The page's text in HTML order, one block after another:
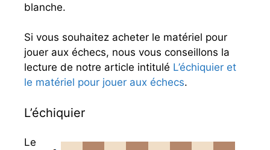
blanche.
Si vous souhaitez acheter le matériel pour
jouer aux échecs, nous vous conseillons la
lecture de notre article intitulé L’échiquier et
le matériel pour jouer aux échecs.
L’échiquier
Le